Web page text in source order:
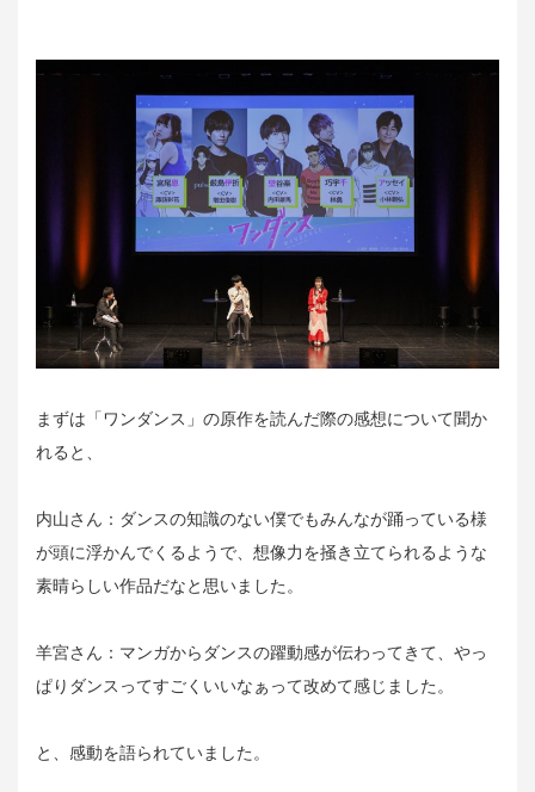
まずは「ワンダンス」の原作を読んだ際の感想について聞か
れると、
内山さん：ダンスの知識のない僕でもみんなが踊っている様
が頭に浮かんでくるようで、想像力を掻き立てられるような
素晴らしい作品だなと思いました。
羊宮さん：マンガからダンスの躍動感が伝わってきて、やっ
ぱりダンスってすごくいいなぁって改めて感じました。
と、感動を語られていました。